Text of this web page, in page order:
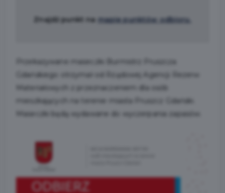
Znajdź punkt na mapie punktów odbioru.
Przekazywane maseczki Burmistrz Pruszcza
Gdańskiego otrzymał od Rządowej Agencji Rezerw
Materiałowych z przeznaczeniem dla osób
mieszkających na terenie miasta Pruszcz Gdański.
Maseczki będą wydawane do wyczerpania zapasów.